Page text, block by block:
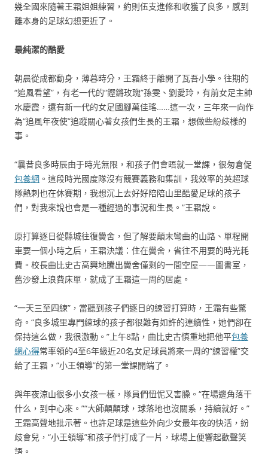
幾全國來隨著王霜姐姐練習，約則伍支進修和收獲了良多，感到
離本身的足球幻想更近了。
最純潔的酷愛
朝晨從成都動身，薄暮時分，王霜終于離開了瓦吾小學。往期的
“追風看望”，有老一代的“鏗鏘玫瑰”孫雯、劉愛玲，有前女足主帥
水慶霞，還有新一代的女足國腳萬佳瑤……這一次，三年來一向作
為“追風年夜使”追蹤關心著女孩們生長的王霜，想做些紛歧樣的
事。
“曩昔良多時辰由于時光無限，和孩子們會晤就一堂課，很匆倉促
包養網 。這段時光國度隊沒有競賽義務和集訓，我效率的英超球
隊熱刺也在休賽期，我想沉上去好好陪陪山里酷愛足球的孩子
們，對我來說也會是一種經過的事況和生長。”王霜說。
原打算逐日從縣城往復黌舍，但了解要顛末彎曲的山路、單程開
車要一個小時之后，王霜決議：住在黌舍，省往不用要的時光耗
費。校長曲比史古高興地騰出黌舍僅剩的一間空屋——圖書室，
舊沙發上浪費床單，就成了王霜這一周的居處。
“一天三至四練”，當聽到孩子們逐日的練習打算時，王霜有些驚
奇。“良多城里專門練球的孩子都很難有如許的連續性，她們卻在
保持這么做，我很激動。”上午8點，曲比史古慎重地把他平包養
網心得常率領的4至6年級近20名女足球員將來一周的“練習權”交
給了王霜，“小王領導”的第一堂課開端了。
與年夜涼山很多小女孩一樣，隊員們忸怩又害臊。“在場邊角落干
什么，到中心來。”“大師顛顛球，球落地也沒關系，持續就好。”
王霜高聲地批示著。也許足球是這些外向少女最年夜的快活，紛
歧會兒，“小王領導”和孩子們打成了一片，球場上便響起歡聲笑
語。